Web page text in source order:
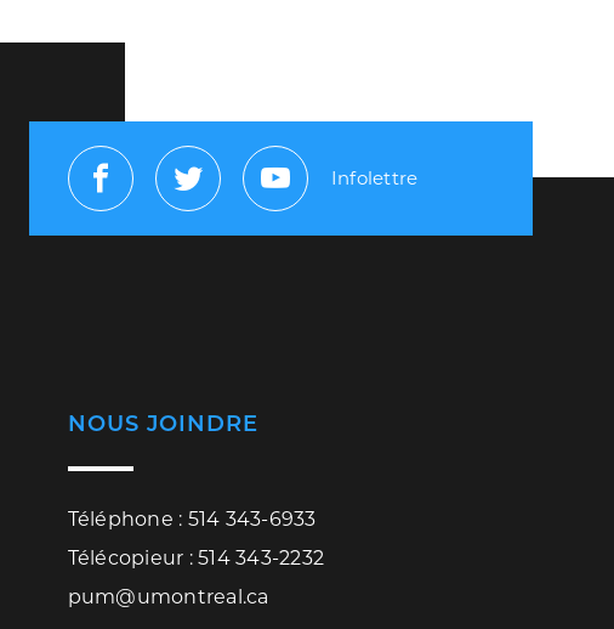
FacebookTwitterYoutube
Infolettre
NOUS JOINDRE
Téléphone : 514 343-6933
Télécopieur : 514 343-2232
pum@umontreal.ca